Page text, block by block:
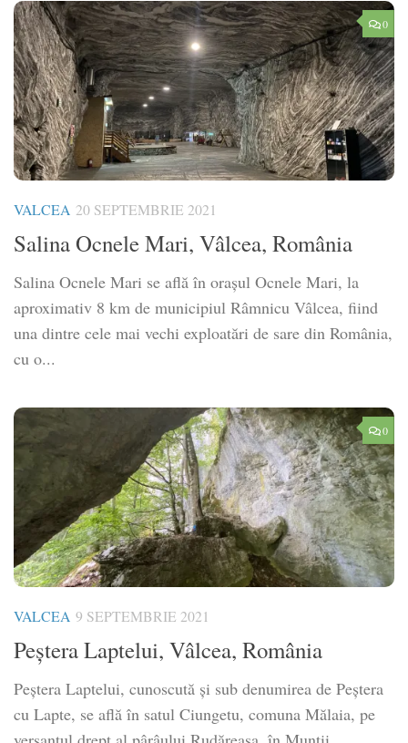
0
VALCEA 20 SEPTEMBRIE 2021
Salina Ocnele Mari, Vâlcea, România
Salina Ocnele Mari se află în orașul Ocnele Mari, la
aproximativ 8 km de municipiul Râmnicu Vâlcea, fiind
una dintre cele mai vechi exploatări de sare din România,
cu o...
0
VALCEA 9 SEPTEMBRIE 2021
Peștera Laptelui, Vâlcea, România
Peștera Laptelui, cunoscută și sub denumirea de Peștera
cu Lapte, se află în satul Ciungetu, comuna Mălaia, pe